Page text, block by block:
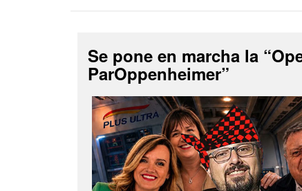
Se pone en marcha la
ParOppenheimer”